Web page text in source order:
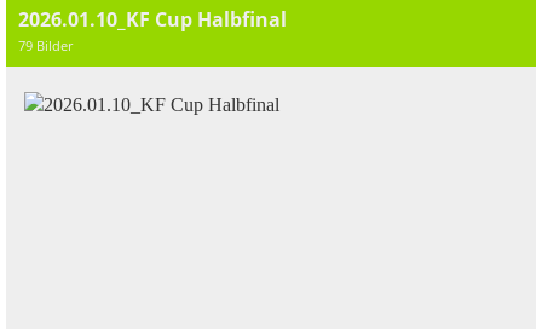
2026.01.10_KF Cup Halbfinal
79 Bilder